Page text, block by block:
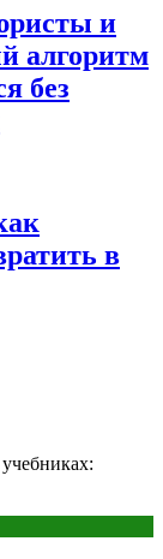
и
алгоритм
без
в